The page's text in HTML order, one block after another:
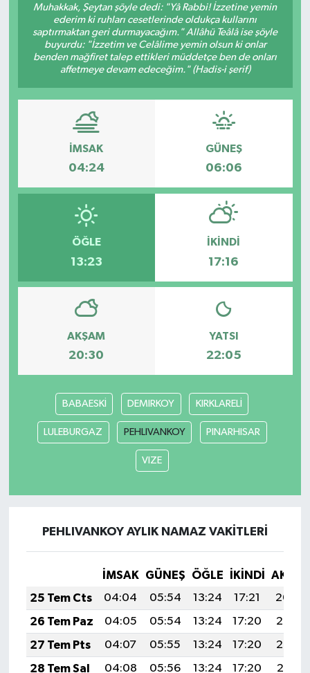
Muhakkak, Şeytan şöyle dedi: "Yâ Rabbi! İzzetine yemin
ederim ki ruhları cesetlerinde oldukça kullarını
saptırmaktan geri durmayacağım." Allâhü Teâlâ ise şöyle
buyurdu: "İzzetim ve Celâlime yemin olsun ki onlar
benden mağfiret talep ettikleri müddetçe ben de onları
affetmeye devam edeceğim." (Hadis-i şerif)
İMSAK
04:24
GÜNEŞ
06:06
ÖĞLE
13:23
İKINDI
17:16
AKŞAM
20:30
YATSI
22:05
BABAESKİ DEMIRKOY KIRKLARELİ
LULEBURGAZ PEHLIVANKOY PINARHISAR
VIZE
PEHLIVANKOY AYLIK NAMAZ VAKITLERI
İMSAK GÜNEŞ ÖĞLE İKINDI
25 Tem Cts
04:04 05:54 13:24 17:21
20:44
26 Tem Paz
04:05 05:54 13:24 17:20
20:43
27 Tem Pts
04:07 05:55 13:24 17:20
20:42
28 Tem Sal
04:08 05:56 13:24 17:20
20:41